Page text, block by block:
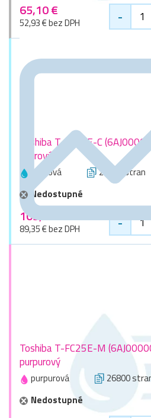
65,10 €
52,93 € bez DPH -
Toshiba T-FC25E-C
azúrový
azúrová 26800 stran
Nedostupné
109,90 €
89,35 € bez DPH -
Toshiba T-FC25E-M
purpurový
purpurová 26800
Nedostupné